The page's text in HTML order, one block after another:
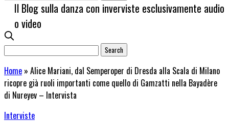
Il Blog sulla danza con inverviste esclusivamente audio
o video
Home » Alice Mariani, dal Semperoper di Dresda alla Scala di Milano
ricopre già ruoli importanti come quello di Gamzatti nella Bayadère
di Nureyev – Intervista
Interviste